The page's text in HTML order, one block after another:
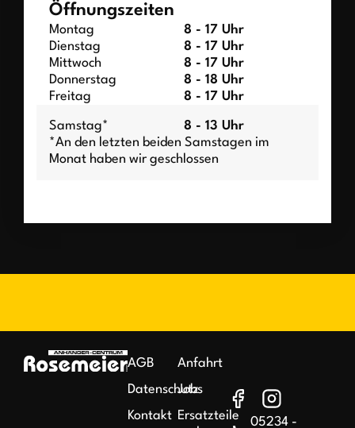
Öffnungszeiten
Montag
8 - 17 Uhr
Dienstag
8 - 17 Uhr
Mittwoch
8 - 17 Uhr
Donnerstag
8 - 18 Uhr
Freitag
8 - 17 Uhr
Samstag*
8 - 13 Uhr
*An den letzten beiden Samstagen im
Monat haben wir geschlossen
AGB
Datenschutz
Kontakt
Anfahrt
Jobs
Ersatzteile
05234 -